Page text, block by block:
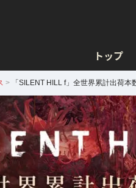
トップ
> 「SILENT HILL f」全世界累計出荷